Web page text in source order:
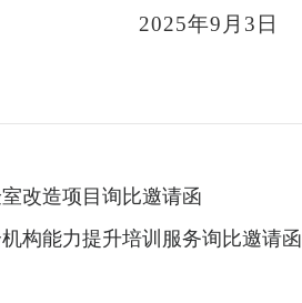
2025年9月3日
改造项目询比邀请函
构能力提升培训服务询比邀请函